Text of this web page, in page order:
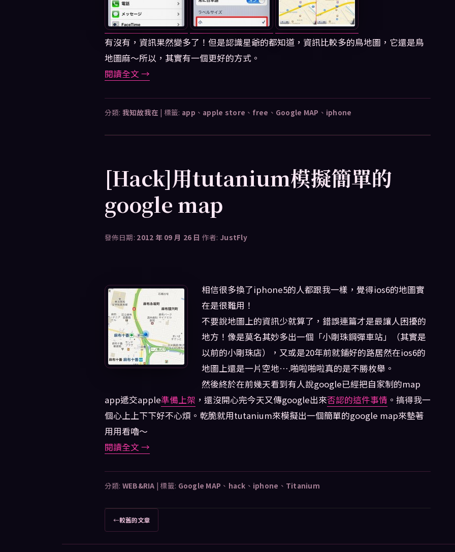
有沒有，資訊果然變多了！但是認識星爺的都知道，資訊比較多的鳥地圖，它還是鳥
地圖麻～所以，其實有一個更好的方式。
閱讀全文 →
分類: 我知故我在 | 標籤: app 、 apple store 、 free 、 Google MAP 、 iphone
[Hack]用tutanium模擬簡單的
google map
發佈日期: 2012 年 09 月 26 日 作者: JustFly
相信很多換了iphone5的人都跟我一樣，覺得ios6的地圖實
在是很難用！
不要說地圖上的資訊少就算了，錯誤連篇才是最讓人困擾的
地方！像是莫名其妙多出一個「小剛珠鋼彈車站」（其實是
以前的小剛珠店），又或是20年前就鋪好的路居然在ios6的
地圖上還是一片空地….啪啦啪啦真的是不勝枚舉。
然後終於在前幾天看到有人說google已經把自家制的map
app遞交apple準備上架 ，還沒開心完今天又傳google出來否認的這件事情 。搞得我一
個心上上下下好不心煩。乾脆就用tutanium來模擬出一個簡單的google map來墊著
用用看嚕～
閱讀全文 →
分類: WEB&RIA | 標籤: Google MAP 、 hack 、 iphone 、 Titanium
章
←較舊的文章